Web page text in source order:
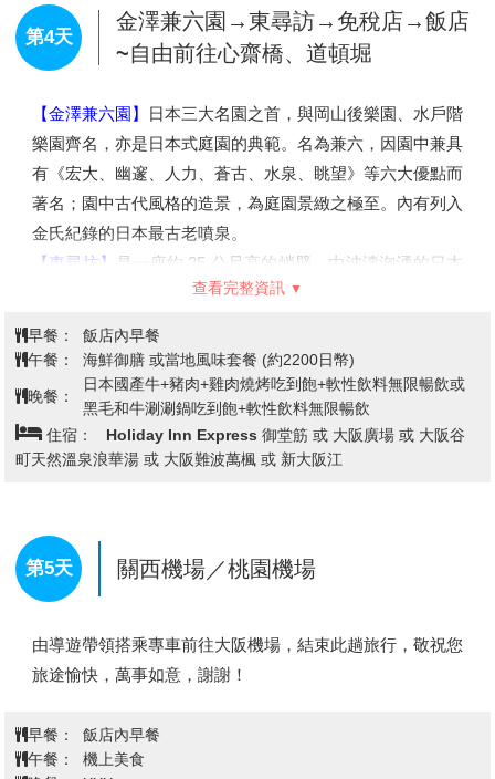
※備註2：因上高地為了環境保護的關係，在人多的假日或
特定的日期，使行節能減碳的活動一般的觀光巴士不能進入
上高地，必需要換搭另一台由上高地準備的節能減碳巴士，
士的可能，敬請了解！
在自古以來就就是人們敬奉、修行的名地，這裏有彌漫著硫
磺味、寸草不生的地獄谷，還有立山最大的火山湖“禦廚
池”，和夏季也不化雪的溪谷。從春天的新綠到秋季的紅
葉，一年中前來欣賞四季景觀的登山者絡繹不絕。黑部川上
游的黑部水庫，蓄水量 2 億噸，高度爲 186 米，是日本最
高的拱形水庫，從水庫展望台看水庫放水，氣勢宏壯，使人
百看不厭。高山道路沿途還有許多景點，如一塊巨岩構成的
惡城壁以及落差 350 米、氣勢爲日本之最的稱名瀑布和盛
夏時期仍湧冒著 2～5度泉水的室堂等，都令遊人讚歎不
已。立山黑部峽谷(阿爾卑斯之路)：立山的紅葉前線由山頂
天以30m的速度由立山山頂向下降，色層濃淡成三段紅葉，
深谷紅葉美不勝收。專車前往「中部山岳國家公國」的入囗
玄關：立山車站，轉乘6種登山交通設施，最高點到達海拔
2450公尺的室堂，沿途高山四季的綺麗景觀，以及工程建
設的鬼斧神工之妙，保證令您嘆為觀止。
★利用6種不同交通工具登上立山黑部峽谷連峰
●立山車站－美女平【立山登山纜車1.3km 7分鐘】海拔
分鐘】海拔2450m
●室堂－立山主峰－大觀峰【立山隧道電氣巴士3.7km 10分
鐘】海拔2316m
1828m
●黑部平－黑部湖【黑部地下電纜車0.8km 5分鐘】海拔
查看完整資訊
早餐： 飯店內早餐
午餐： 立山風味餐 或日式便當 (餐標2500日幣)
晚餐：
日式風味套餐 若因立山下山太晚而無法前往餐廳用餐時，
住宿：
T-MARK HOTEL金澤 或 KOKO HOTEL PEREMIER
金澤香林坊 或 MYSTAYS HOTEL金澤片町 或 HOTEL AMANEK金
澤 或 Route Inn金澤站前 或 Hotel Wing International Premium
金澤站前 或 富山APA HOTEL或 同級
第4天
金澤兼六園→東尋訪→免稅店→飯店
~自由前往心齋橋、道頓堀
有《宏大、幽邃、人力、蒼古、水泉、眺望》等六大優點而
著名；園中古代風格的造景，為庭園景緻之極至。內有列入
金氏紀錄的日本最古老噴泉。
海浪塑造而成。它是指定的天然紀念物和風景名勝，岩壁長
達一公里，並有清晰的的柱狀節理。東尋坊的柱狀節理由輝
狀節理其他只有在韓國和挪威能找得到。
【免稅店】 琳瑯滿目各式各樣的禮品，讓您充份選購親朋好
查看完整資訊
晚餐：
日本國產牛+豬肉+雞肉燒烤吃到飽+軟性飲料無限暢飲或
黑毛和牛涮涮鍋吃到飽+軟性飲料無限暢飲